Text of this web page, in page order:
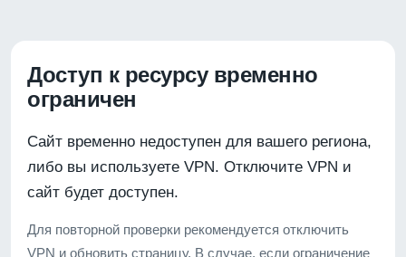
Доступ к ресурсу временно
ограничен
Сайт временно недоступен для вашего региона,
либо вы используете VPN. Отключите VPN и
сайт будет доступен.
Для повторной проверки рекомендуется отключить
VPN и обновить страницу. В случае, если ограничение